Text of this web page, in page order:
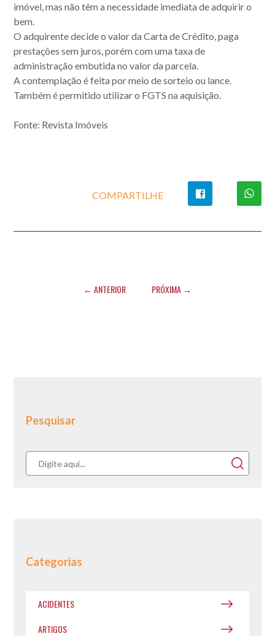
imóvel, mas não têm a necessidade imediata de adquirir o
bem.
O adquirente decide o valor da Carta de Crédito, paga
prestações sem juros, porém com uma taxa de
administração embutida no valor da parcela.
A contemplação é feita por meio de sorteio ou lance.
Também é permitido utilizar o FGTS na aquisição.
Fonte: Revista Imóveis
COMPARTILHE
← ANTERIOR PRÓXIMA →
Pesquisar
Categorias
ACIDENTES
ARTIGOS